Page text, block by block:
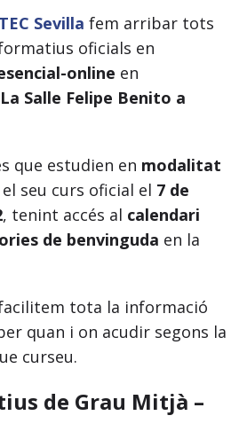
Sevilla fem arribar tots
oficials en
online en
La Salle Felipe Benito a
que estudien en modalitat
el seu curs oficial el 7 de
, tenint accés al calendari
de benvinguda en la
tota la informació
quan i on acudir segons la
curseu.
de Grau Mitjà –